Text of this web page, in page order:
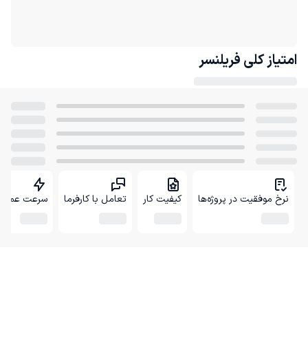
امتیاز کلی فریلنسر
نرخ موفقیت در پروژه‌ها کیفیت کار تعامل با کارفرما سرعت عمل